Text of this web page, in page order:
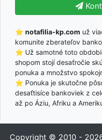
⭐ notafilia-kp.com už
komunite zberateľov
⭐ Už samotné toto
shopom stojí desaťročie
ponuka a množstvo
⭐ Ponuka je skutočne
desaťtisíce bankoviek z
až po Áziu, Afriku a
Copyright © 2010 -